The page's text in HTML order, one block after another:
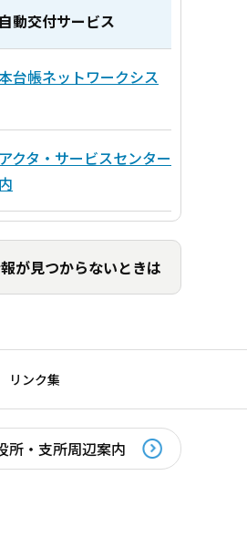
動交付サービス
台帳ネットワークシス
クタ・サービスセンター
が見つからないときは
リンク集
所・支所周辺案内